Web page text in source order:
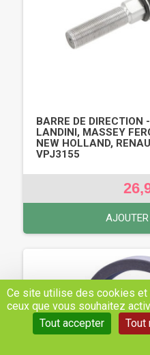
BARRE DE DIRECTION
LANDINI, MASSEY
NEW HOLLAND,
VPJ3155
Ce site utilise des cookies
ceux que vous souhaitez
Tout accepter
Tout